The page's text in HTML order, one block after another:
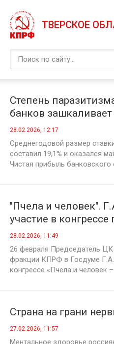
Степень
банков зашкаливает
28.02.2026, 12:17
Среднегодовой размер
составил 19,1% и оказался
Чистая прибыль банковского
"Пчела и человек".
участие в
Москве
28.02.2026, 11:49
26 февраля Председатель
фракции КПРФ в Госдуме Г.А.
конгрессе «Пчела и человек –
Страна на грани
27.02.2026, 11:57
Ментальное здоровье